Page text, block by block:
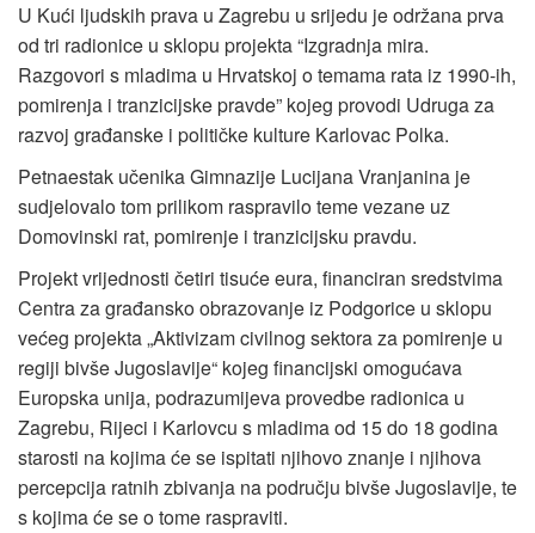
U Kući ljudskih prava u Zagrebu u srijedu je održana prva
od tri radionice u sklopu projekta “Izgradnja mira.
Razgovori s mladima u Hrvatskoj o temama rata iz 1990-ih,
pomirenja i tranzicijske pravde” kojeg provodi Udruga za
razvoj građanske i političke kulture Karlovac Polka.
Petnaestak učenika Gimnazije Lucijana Vranjanina je
sudjelovalo tom prilikom raspravilo teme vezane uz
Domovinski rat, pomirenje i tranzicijsku pravdu.
Projekt vrijednosti četiri tisuće eura, financiran sredstvima
Centra za građansko obrazovanje iz Podgorice u sklopu
većeg projekta „Aktivizam civilnog sektora za pomirenje u
regiji bivše Jugoslavije“ kojeg financijski omogućava
Europska unija, podrazumijeva provedbe radionica u
Zagrebu, Rijeci i Karlovcu s mladima od 15 do 18 godina
starosti na kojima će se ispitati njihovo znanje i njihova
percepcija ratnih zbivanja na području bivše Jugoslavije, te
s kojima će se o tome raspraviti.